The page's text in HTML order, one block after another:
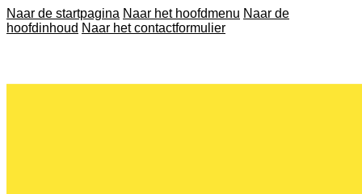
Naar de startpagina Naar het hoofdmenu Naar de
hoofdinhoud Naar het contactformulier